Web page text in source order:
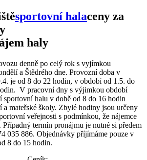
sportovní halaceny za
haly
denně po celý rok s vyjímkou
a Štědrého dne. Provozní doba v
je od 8 do 22 hodin, v období od 1.5. do
V pracovní dny s výjimkou období
sportovní halu v době od 8 do 16 hodin
a mateřské školy. Zbylé hodiny jsou určeny
veřejnosti s podmínkou, že nájemce
termín pronájmu je nutné si předem
035 886. Objednávky příjímáme pouze v
8 do 15 hodin.